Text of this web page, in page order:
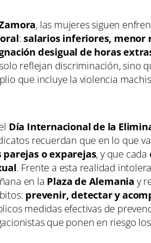
, las mujeres siguen
: salarios inferiores, menor
desigual de horas
reflejan discriminación, sino
que incluye la violencia
Día Internacional de la
recuerdan que en lo que
parejas o exparejas, y que cada
. Frente a esta realidad
en la Plaza de Alemania y
prevenir, detectar y
medidas efectivas de
que ponen en riesgo